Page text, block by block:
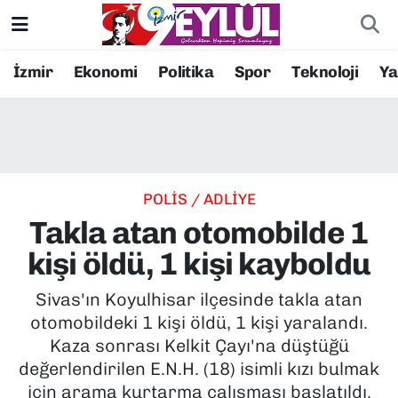
İzmir Ekonomi Politika Spor Teknoloji
POLİS / ADLİYE
Takla atan otomobilde 1
kişi öldü, 1 kişi kayboldu
Sivas'ın Koyulhisar ilçesinde takla atan
otomobildeki 1 kişi öldü, 1 kişi yaralandı.
Kaza sonrası Kelkit Çayı'na düştüğü
değerlendirilen E.N.H. (18) isimli kızı bulmak
için arama kurtarma çalışması başlatıldı.
Resmi İlanlar
EKONOMİ
KÜLTÜR SANAT
MAGAZİN
POLİTİKA
Konak Nöbetçi Eczaneler
Süper Lig Puan Durumu ve Fikstür
Tüm Manşetler
Son Dakika Haberleri
Haber Arşivi